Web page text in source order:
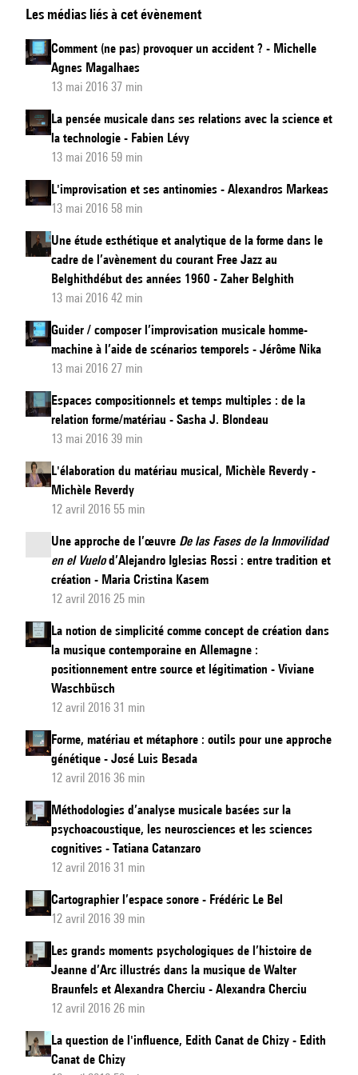
relation
du
matériau
compositionnel
pour
l’organisation
formelle
l’œuvre
mixte.
Présentation
deux
d’étude
Music
for
flute
ISPW
de
Lippe
et
Partita
de
Philippe
Manoury
Les médias liés à cet évènement
Comment (ne pas) provoquer un accident ? - Michelle
Agnes Magalhaes
13 mai 2016 37 min
La pensée musicale dans ses relations avec la science et
la technologie - Fabien Lévy
13 mai 2016 59 min
L'improvisation et ses antinomies - Alexandros Markeas
13 mai 2016 58 min
Une étude esthétique et analytique de la forme dans le
cadre de l’avènement du courant Free Jazz au
Belghithdébut des années 1960 - Zaher Belghith
13 mai 2016 42 min
Guider / composer l’improvisation musicale homme-
machine à l’aide de scénarios temporels - Jérôme Nika
13 mai 2016 27 min
Espaces compositionnels et temps multiples : de la
relation forme/matériau - Sasha J. Blondeau
13 mai 2016 39 min
L'élaboration du matériau musical, Michèle Reverdy -
Michèle Reverdy
12 avril 2016 55 min
Une approche de l’œuvre De las Fases de la Inmovilidad
en el Vuelod’Alejandro Iglesias Rossi : entre tradition et
création - Maria Cristina Kasem
12 avril 2016 25 min
La notion de simplicité comme concept de création dans
la musique contemporaine en Allemagne :
positionnement entre source et légitimation - Viviane
Waschbüsch
12 avril 2016 31 min
Forme, matériau et métaphore : outils pour une approche
génétique - José Luis Besada
12 avril 2016 36 min
Méthodologies d’analyse musicale basées sur la
psychoacoustique, les neurosciences et les sciences
cognitives - Tatiana Catanzaro
12 avril 2016 31 min
Cartographier l’espace sonore - Frédéric Le Bel
12 avril 2016 39 min
Les grands moments psychologiques de l’histoire de
Jeanne d’Arc illustrés dans la musique de Walter
Braunfels et Alexandra Cherciu - Alexandra Cherciu
12 avril 2016 26 min
La question de l'influence, Edith Canat de Chizy - Edith
Canat de Chizy